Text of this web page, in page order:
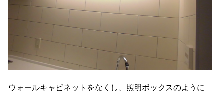
ウォールキャビネットをなくし、照明ボックスのように